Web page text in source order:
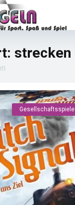
strecken
Gesellschaftsspiele